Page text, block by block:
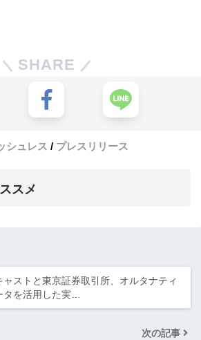
SHARE
シュレス プレスリリース
スメ
ャストと東京証券取引所、オルタナティ
タを活用した実…
次の記事